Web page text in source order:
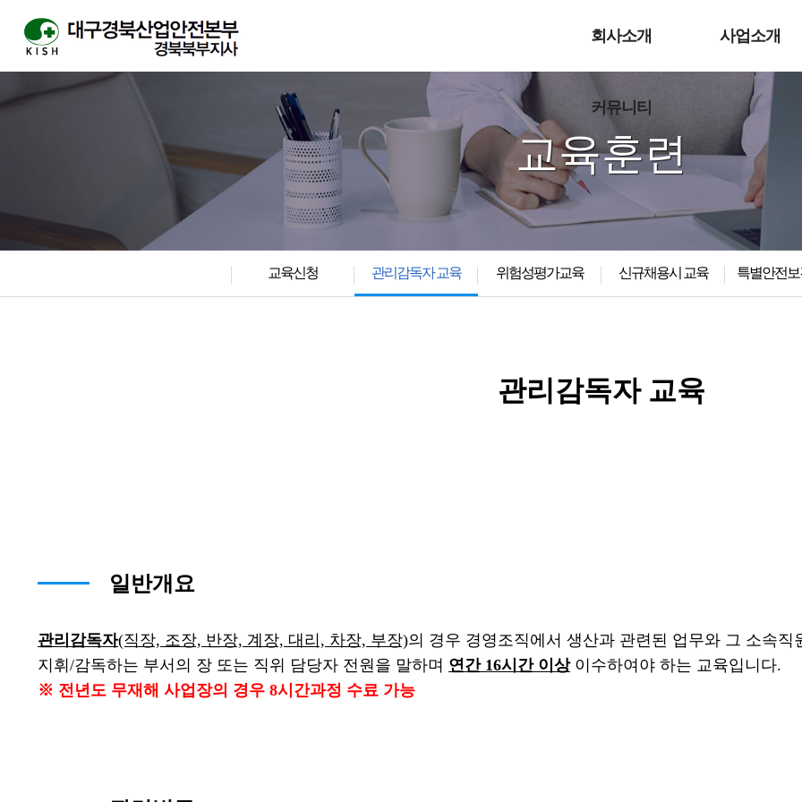
회사소개 사업소개
커뮤니티
교육훈련
교육신청 관리감독자 교육 위험성평가교육 신규채용시 교육 특별안전
관리감독자 교육
일반개요
관리감독자(직장, 조장, 반장, 계장, 대리, 차장, 부장)의 경우 경영조직에서 생산과 관련된 업무와 그 소속직
지휘/감독하는 부서의 장 또는 직위 담당자 전원을 말하며 연간 16시간 이상이수하여야 하는 교육입니다.
※ 전년도 무재해 사업장의 경우 8시간과정 수료 가능